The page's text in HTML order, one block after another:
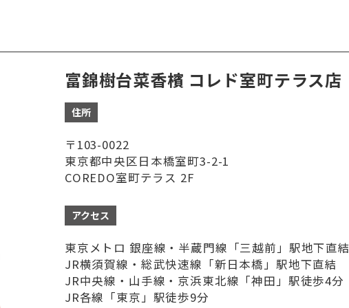
富錦樹台菜香檳 コレド室町テラス店
住所
〒103-0022
東京都中央区日本橋室町3-2-1
COREDO室町テラス 2F
アクセス
東京メトロ 銀座線・半蔵門線「三越前」駅地下直結
JR横須賀線・総武快速線「新日本橋」駅地下直結
JR中央線・山手線・京浜東北線「神田」駅徒歩4分
JR各線「東京」駅徒歩9分